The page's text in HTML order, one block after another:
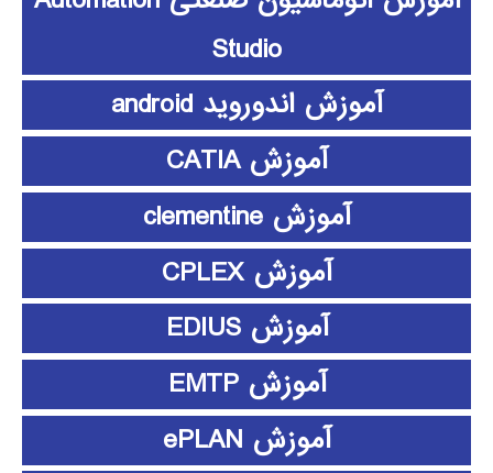
Studio
آموزش اندوروید android
آموزش CATIA
آموزش clementine
آموزش CPLEX
آموزش EDIUS
آموزش EMTP
آموزش ePLAN